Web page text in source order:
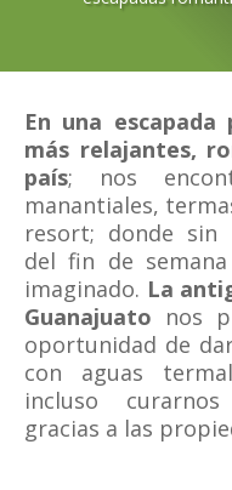
En una escapada
más relajantes,
país; nos
manantiales,
resort; donde sin
del fin de
imaginado. La
Guanajuato nos
oportunidad de
con aguas
incluso
gracias a las